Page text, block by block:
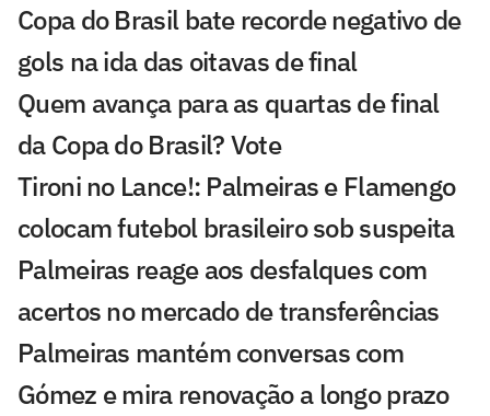
Copa do Brasil bate recorde negativo de
gols na ida das oitavas de final
Quem avança para as quartas de final
da Copa do Brasil? Vote
Tironi no Lance!: Palmeiras e Flamengo
colocam futebol brasileiro sob suspeita
Palmeiras reage aos desfalques com
acertos no mercado de transferências
Palmeiras mantém conversas com
Gómez e mira renovação a longo prazo